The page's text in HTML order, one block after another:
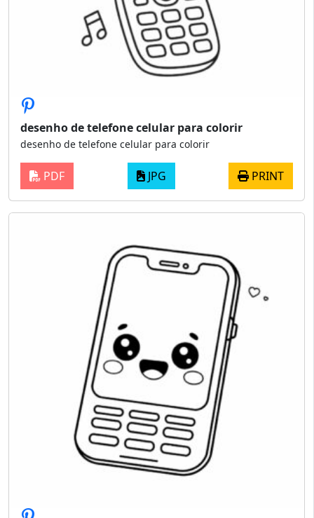
desenho de telefone celular para colorir
desenho de telefone celular para colorir
PDF JPG PRINT